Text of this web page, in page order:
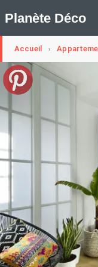
Planète Déco
🛍︎ Shop Planète
Appartement Design
Design Suédois En
Idées Déco En 10
Maison En Ville
La Décoration Selon
Les Trouvailles Déco
Maison Appartement
Maison Container/
Maison Et
Accueil ›